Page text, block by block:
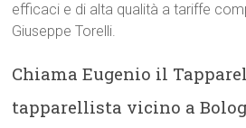
efficaci e di alta qualità a tariffe
Giuseppe Torelli.
Chiama Eugenio il
tapparellista vicino a